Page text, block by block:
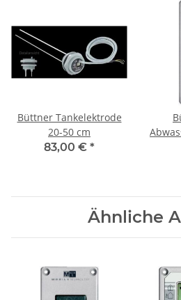
Büttner Tankelektrode
20-50 cm
83,00 € *
Ähnliche